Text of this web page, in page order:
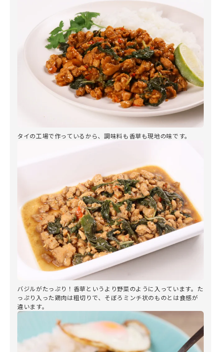
タイの工場で作っているから、調味料も香草も現地の味です。
バジルがたっぷり！香草というより野菜のように入っています。た
っぷり入った鶏肉は粗切りで、そぼろミンチ状のものとは食感が
違います。